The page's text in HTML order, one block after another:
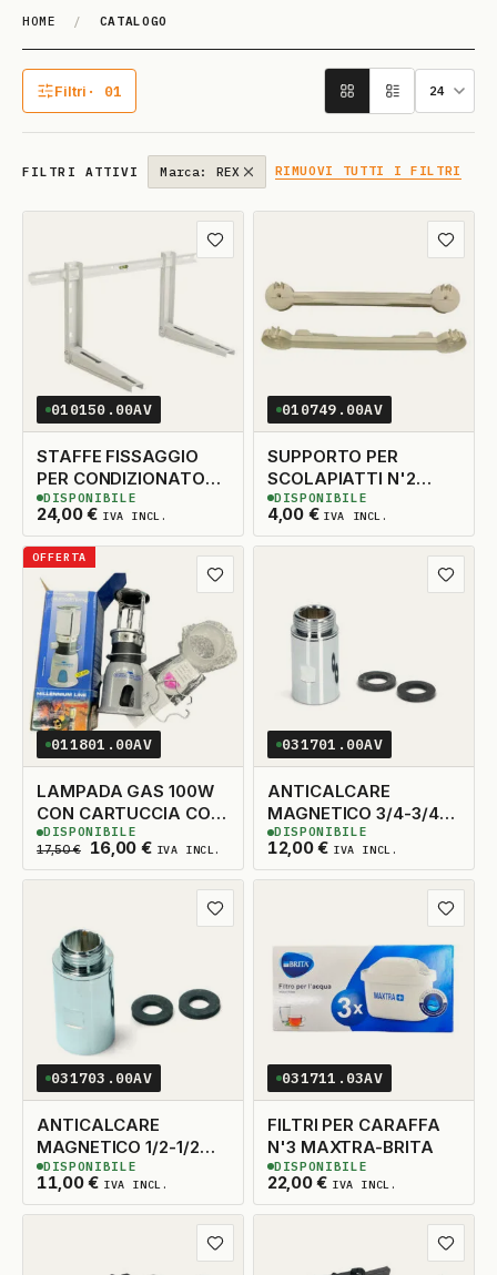
HOME / CATALOGO
Catalogo
Filtri · 01
1 filtro attivo
FILTRI ATTIVI Marca: REX RIMUOVI TUTTI I FILTRI
Aggiungi ai preferiti
010150.00AV
STAFFE FISSAGGIO
PER CONDIZIONATORE
120KG
24,00€ IVA INCL.
2DISPONIBILI
DISPONIBILE
010749.00AV
SUPPORTO PER
SCOLAPIATTI N'2
INTERNO 226MM.
4,00 € IVA INCL.
6DISPONIBILI
DISPONIBILE
OFFERTA
Aggiungi ai preferiti
011801.00AV
LAMPADA GAS 100W
CON CARTUCCIA CON
PIEZOELETTRICO
17,50€ Il prezzo originale era: 17,50 €.
16,00 €Il prezzo attuale è: 16,00 €.
IVA INCL.
4DISPONIBILI
DISPONIBILE
031701.00AV
ANTICALCARE
MAGNETICO 3/4-3/4
WPRO
12,00€ IVA INCL.
8DISPONIBILI
DISPONIBILE
Aggiungi ai preferiti
031703.00AV
ANTICALCARE
MAGNETICO 1/2-1/2
PER DOCCE-CALDAIE
11,00€ IVA INCL.
3DISPONIBILI
DISPONIBILE
031711.03AV
FILTRI PER CARAFFA
N'3 MAXTRA-BRITA
22,00€ IVA INCL.
2DISPONIBILI
DISPONIBILE
Aggiungi ai preferiti